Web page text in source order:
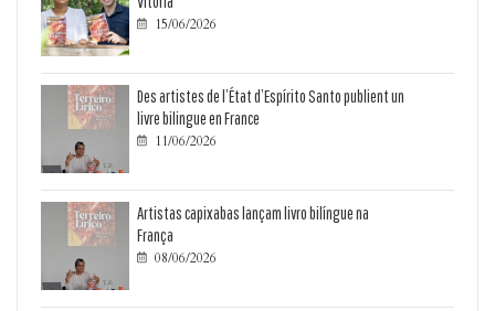
 15/06/2026
Des artistes de l’État d’Espírito Santo publient un
livre bilingue en France
 11/06/2026
Artistas capixabas lançam livro bilíngue na
França
 08/06/2026